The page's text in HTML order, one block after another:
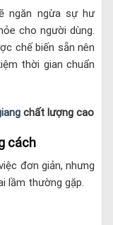
ngăn ngừa sự hư
cho người dùng.
chế biến sẵn nên
thời gian chuẩn
chất lượng cao
cách
đơn giản, nhưng
lầm thường gặp.